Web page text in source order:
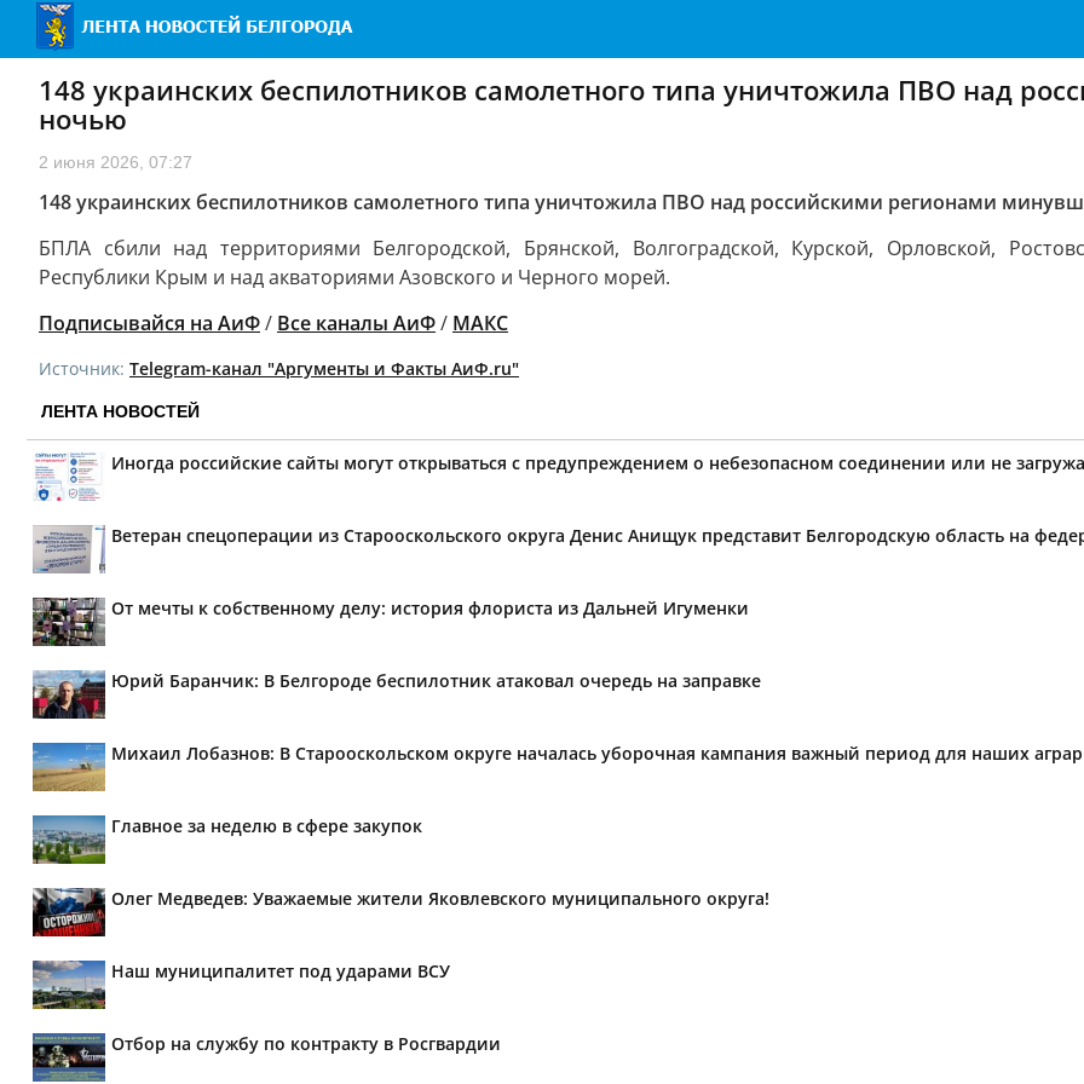
148 украинских беспилотников самолетного типа уничтожила ПВО над
ночью
2 июня 2026, 07:27
148 украинских беспилотников самолетного типа уничтожила ПВО над российскими регионами
БПЛА сбили над территориями Белгородской, Брянской, Волгоградской, Курской, Орловской,
Республики Крым и над акваториями Азовского и Черного морей.
Подписывайся на АиФ/ Все каналы АиФ/ MAКС
Источник: Telegram-канал "Аргументы и Факты АиФ.ru"
ЛЕНТА НОВОСТЕЙ
Иногда российские сайты могут открываться с предупреждением о небезопасном соединении или не
Ветеран спецоперации из Старооскольского округа Денис Анищук представит Белгородскую область на
От мечты к собственному делу: история флориста из Дальней Игуменки
Юрий Баранчик: В Белгороде беспилотник атаковал очередь на заправке
Михаил Лобазнов: В Старооскольском округе началась уборочная кампания важный период для наших
Главное за неделю в сфере закупок
Олег Медведев: Уважаемые жители Яковлевского муниципального округа!
Наш муниципалитет под ударами ВСУ
Отбор на службу по контракту в Росгвардии